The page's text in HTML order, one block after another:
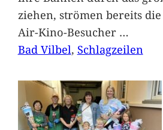
ziehen, strömen bereits
Air-Kino-Besucher …
Bad Vilbel, Schlagzeilen